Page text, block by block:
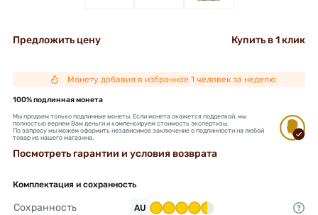
Предложить цену Купить в 1 клик
Монету добавил в избранное 1 человек за неделю
100% подлинная монета
Мы продаем только подлинные монеты. Если монета окажется подделкой, мы
полностью вернем Вам деньги и компенсируем стоимость экспертизы.
По запросу мы можем оформить независимое заключение о подлинности на любой
товар из нашего магазина.
Посмотреть гарантии и условия возврата
Комплектация и сохранность
Сохранность AU